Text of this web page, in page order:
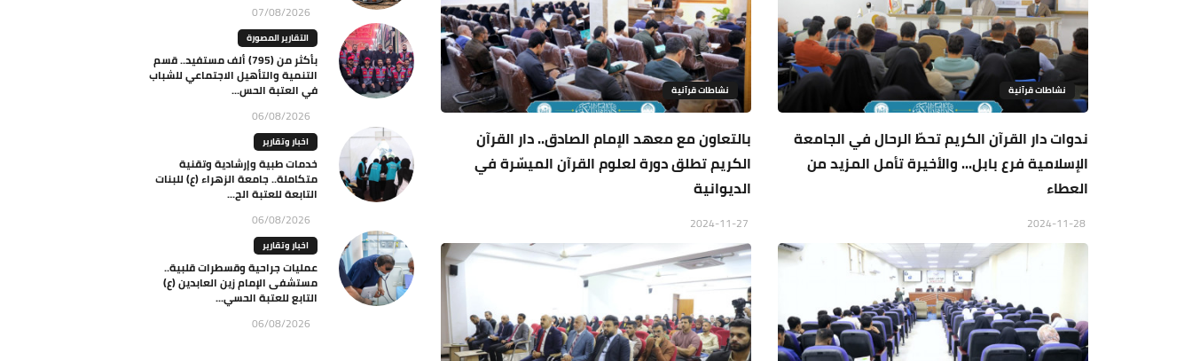
نشاطات قرآنية
ندوات دار القرآن الكريم تحطّ الرحال في الجامعة
الإسلامية فرع بابل... والأخيرة تأمل المزيد من
العطاء
نشاطات قرآنية
بالتعاون مع معهد الإمام الصادق.. دار القرآن
الكريم تطلق دورة لعلوم القرآن الميسّرة في
الديوانية
07/08/2026
التقارير المصورة
بأكثر من (795) ألف مستفيد.. قسم
التنمية والتأهيل الاجتماعي للشباب
في العتبة الحس...
06/08/2026
اخبار وتقارير
خدمات طبية وإرشادية وتقنية
متكاملة.. جامعة الزهراء (ع) للبنات
التابعة للعتبة الح...
06/08/2026
اخبار وتقارير
عمليات جراحية وقسطرات قلبية..
مستشفى الإمام زين العابدين (ع)
التابع للعتبة الحسي...
06/08/2026